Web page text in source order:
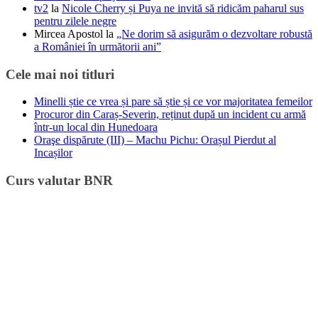
tv2 la Nicole Cherry și Puya ne invită să ridicăm paharul sus
pentru zilele negre
Mircea Apostol la „Ne dorim să asigurăm o dezvoltare robustă
a României în următorii ani”
Cele mai noi titluri
Minelli știe ce vrea și pare să știe și ce vor majoritatea femeilor
Procuror din Caraș-Severin, reținut după un incident cu armă
într-un local din Hunedoara
Oraşe dispărute (III) – Machu Pichu: Orașul Pierdut al
Incașilor
Curs valutar BNR